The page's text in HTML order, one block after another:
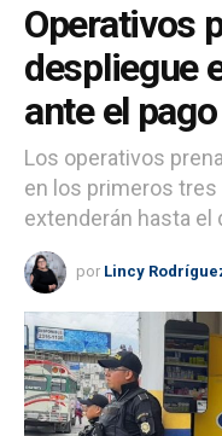
Operativos
despliegue
ante el
Los operativos
en los primeros
extenderán hasta el
por Lincy